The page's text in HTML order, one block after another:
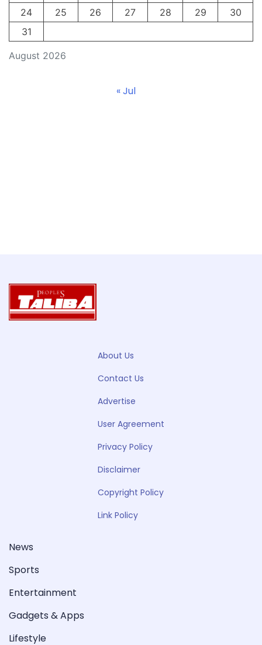
August 2026
24
25 26 27 28 29
30
31
« Jul
About Us
Contact Us
Advertise
User Agreement
Privacy Policy
Disclaimer
Copyright Policy
Link Policy
News
Sports
Entertainment
Gadgets & Apps
Lifestyle